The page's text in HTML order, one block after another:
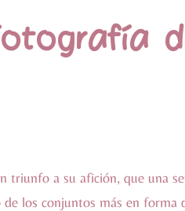
triunfo a su afición, que una
los conjuntos más en forma